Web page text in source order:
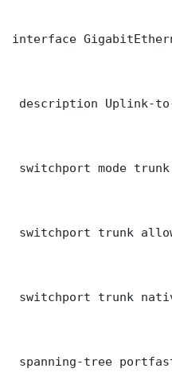
interface
description Uplink-
switchport mode trunk
switchport trunk
switchport trunk
spanning-tree